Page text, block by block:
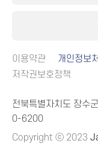
이용약관 개인정보
저작권보호정책
전북특별자치도 장수
0-6200
Copyright ⓒ 2023